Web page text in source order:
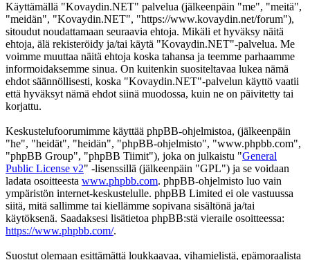
Käyttämällä "Kovaydin.NET" palvelua (jälkeenpäin "me", "meitä",
"meidän", "Kovaydin.NET", "https://www.kovaydin.net/forum"),
sitoudut noudattamaan seuraavia ehtoja. Mikäli et hyväksy näitä
ehtoja, älä rekisteröidy ja/tai käytä "Kovaydin.NET"-palvelua. Me
voimme muuttaa näitä ehtoja koska tahansa ja teemme parhaamme
informoidaksemme sinua. On kuitenkin suositeltavaa lukea nämä
ehdot säännöllisesti, koska "Kovaydin.NET"-palvelun käyttö vaatii
että hyväksyt nämä ehdot siinä muodossa, kuin ne on päivitetty tai
korjattu.
Keskustelufoorumimme käyttää phpBB-ohjelmistoa, (jälkeenpäin
"he", "heidät", "heidän", "phpBB-ohjelmisto", "www.phpbb.com",
"phpBB Group", "phpBB Tiimit"), joka on julkaistu "General
Public License v2" -lisenssillä (jälkeenpäin "GPL") ja se voidaan
ladata osoitteesta www.phpbb.com. phpBB-ohjelmisto luo vain
ympäristön internet-keskustelulle. phpBB Limited ei ole vastuussa
siitä, mitä sallimme tai kiellämme sopivana sisältönä ja/tai
käytöksenä. Saadaksesi lisätietoa phpBB:stä vieraile osoitteessa:
https://www.phpbb.com/.
Suostut olemaan esittämättä loukkaavaa, vihamielistä, epämoraalista